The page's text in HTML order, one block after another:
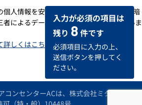
個人情報を安全に送受信するための「SSL暗
によるデータの改ざんや盗用を防いでいま
しくはこちら
入力が必須の項目は
残り 8 件です
必須項目に入力の上、
送信ボタンを押してく
ださい。
コンセンターACは、株式会社ミタデンの空